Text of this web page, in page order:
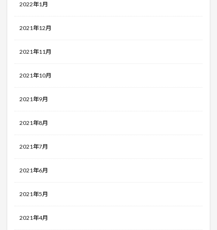
2022年1月
2021年12月
2021年11月
2021年10月
2021年9月
2021年8月
2021年7月
2021年6月
2021年5月
2021年4月